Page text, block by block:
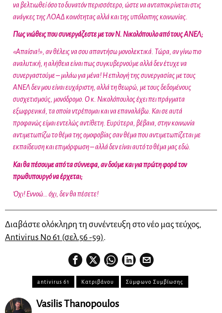
να βελτιωθεί όσο το δυνατόν περισσότερο, ώστε να ανταποκρίνεται στις
ανάγκες της ΛΟΑΔ κοινότητας αλλά και της υπόλοιπης κοινωνίας.
Πως νιώθεις που συνεργάζεστε με τον Ν. Νικολόπουλο από τους ΑΝΕΛ;
«Απαίσια!», αν θέλεις να σου απαντήσω μονολεκτικά. Τώρα, αν γίνω πιο
αναλυτική, η αλήθεια είναι πως συγκυβερνούμε αλλά δεν έτυχε να
συνεργαστούμε – μιλάω για μένα! Η επιλογή της συνεργασίας με τους
ΑΝΕΛ δεν μου είναι ευχάριστη, αλλά τη θεωρώ, με τους δεδομένους
συσχετισμούς, μονόδρομο. Ο κ. Νικολόπουλος έχει πει πράγματα
εξωφρενικά, τα οποία ντρέπομαι και να επαναλάβω. Και σε αυτά
προφανώς είμαι εντελώς αντίθετη. Ευρύτερα, βέβαια, στην κοινωνία
αντιμετωπίζω το θέμα της ομοφοβίας σαν θέμα που αντιμετωπίζεται με
εκπαίδευση και επιμόρφωση – αλλά δεν είναι αυτό το θέμα μας εδώ.
Και θα πέσουμε από τα σύννεφα, αν δούμε και για πρώτη φορά τον
πρωθυπουργό να έρχεται;
Όχι! Εννοώ… όχι, δεν θα πέσετε!
Διαβάστε ολόκληρη τη συνέντευξη στο νέο μας τεύχος,
Antivirus Νο 61 (σελ.56 -59).
antivirus 61 Κατριβάνου Σϋμφωνο Συμβίωσης
Vasilis Thanopoulos